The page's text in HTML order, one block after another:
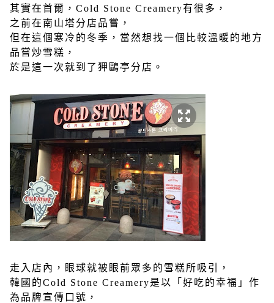
其實在首爾，Cold Stone Creamery有很多，
之前在南山塔分店品嘗，
但在這個寒冷的冬季，當然想找一個比較溫暖的地方
品嘗炒雪糕，
於是這一次就到了狎鷗亭分店。
走入店內，眼球就被眼前眾多的雪糕所吸引，
韓國的Cold Stone Creamery是以「好吃的幸福」作
為品牌宣傳口號，